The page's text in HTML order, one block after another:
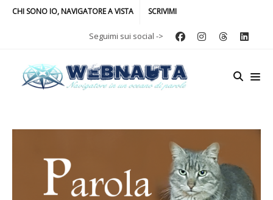
CHI SONO IO, NAVIGATORE A VISTA SCRIVIMI
Seguimi sui social ->